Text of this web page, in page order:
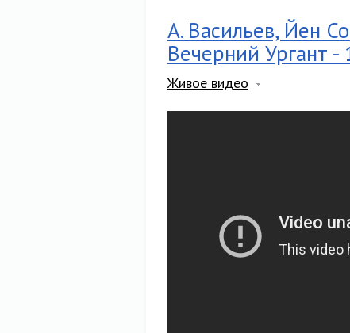
А. Васильев, Йен
Вечерний Ургант
Живое видео